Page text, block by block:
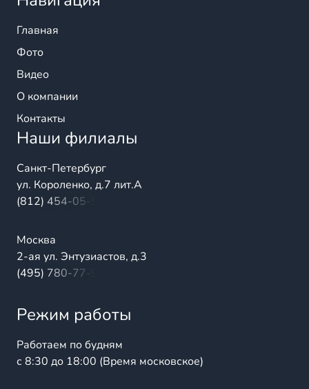
Главная
Фото
Видео
О компании
Контакты
Наши филиалы
Санкт-Петербург
ул. Короленко, д.7 лит.А
(812) 454-05-54
Москва
2-ая ул. Энтузиастов, д.3
(495) 780-77-98
Режим работы
Работаем по будням
с 8:30 до 18:00 (Время московское)